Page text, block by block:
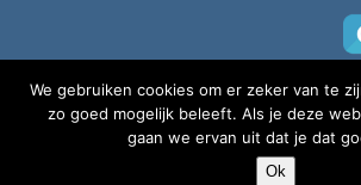
We gebruiken cookies om er zeker van te
zo goed mogelijk beleeft. Als je deze
gaan we ervan uit dat je dat
Ok